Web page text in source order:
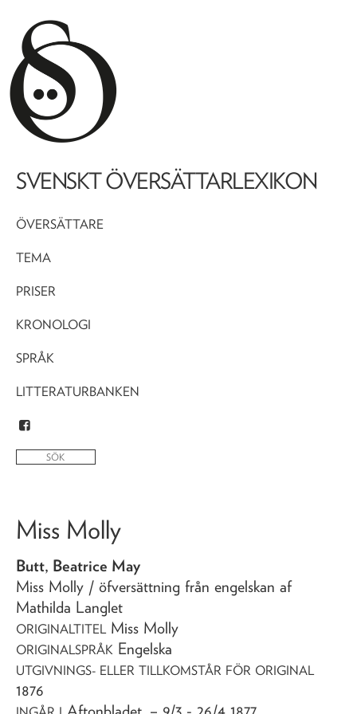
SVENSKT ÖVERSÄTTARLEXIKON
ÖVERSÄTTARE
TEMA
PRISER
KRONOLOGI
SPRÅK
LITTERATURBANKEN
Miss Molly
Butt, Beatrice May
Miss Molly / öfversättning från engelskan af
Mathilda Langlet
ORIGINALTITEL Miss Molly
ORIGINALSPRÅK Engelska
UTGIVNINGS- ELLER TILLKOMSTÅR FÖR ORIGINAL
1876